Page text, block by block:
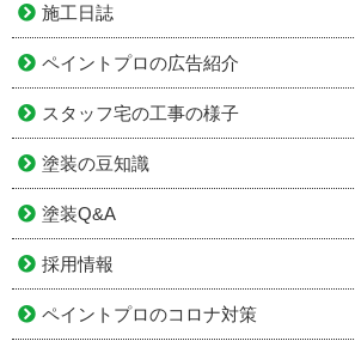
施工日誌
ペイントプロの広告紹介
スタッフ宅の工事の様子
塗装の豆知識
塗装Q&A
採用情報
ペイントプロのコロナ対策